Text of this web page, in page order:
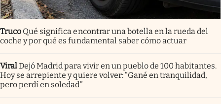
Truco Qué significa encontrar una botella en la rueda del
coche y por qué es fundamental saber cómo actuar
ViralDejó Madrid para vivir en un pueblo de 100 habitantes.
Hoy se arrepiente y quiere volver: “Gané en tranquilidad,
pero perdí en soledad”